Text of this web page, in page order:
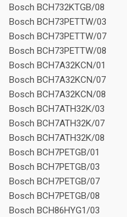
Bosch BCH732KTGB/08
Bosch BCH73PETTW/03
Bosch BCH73PETTW/07
Bosch BCH73PETTW/08
Bosch BCH7A32KCN/01
Bosch BCH7A32KCN/07
Bosch BCH7A32KCN/08
Bosch BCH7ATH32K/03
Bosch BCH7ATH32K/07
Bosch BCH7ATH32K/08
Bosch BCH7PETGB/01
Bosch BCH7PETGB/03
Bosch BCH7PETGB/07
Bosch BCH7PETGB/08
Bosch BCH86HYG1/03